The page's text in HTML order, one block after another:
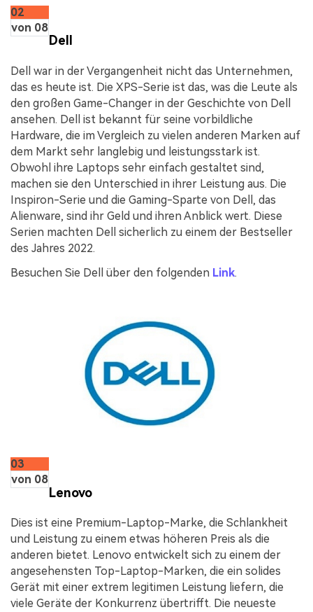
02
von 08
Dell
Dell war in der Vergangenheit nicht das Unternehmen,
das es heute ist. Die XPS-Serie ist das, was die Leute als
den großen Game-Changer in der Geschichte von Dell
ansehen. Dell ist bekannt für seine vorbildliche
Hardware, die im Vergleich zu vielen anderen Marken auf
dem Markt sehr langlebig und leistungsstark ist.
Obwohl ihre Laptops sehr einfach gestaltet sind,
machen sie den Unterschied in ihrer Leistung aus. Die
Inspiron-Serie und die Gaming-Sparte von Dell, das
Alienware, sind ihr Geld und ihren Anblick wert. Diese
Serien machten Dell sicherlich zu einem der Bestseller
des Jahres 2022.
Besuchen Sie Dell über den folgenden Link.
03
von 08
Lenovo
Dies ist eine Premium-Laptop-Marke, die Schlankheit
und Leistung zu einem etwas höheren Preis als die
anderen bietet. Lenovo entwickelt sich zu einem der
angesehensten Top-Laptop-Marken, die ein solides
Gerät mit einer extrem legitimen Leistung liefern, die
viele Geräte der Konkurrenz übertrifft. Die neueste